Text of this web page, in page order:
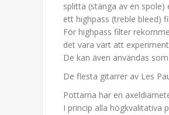
splitta (stänga av en
ett highpass (treble bleed)
För highpass filter
det vara värt att
De kan även användas
De flesta gitarrer av Les
Pottarna har en
I princip alla högkvalitativa